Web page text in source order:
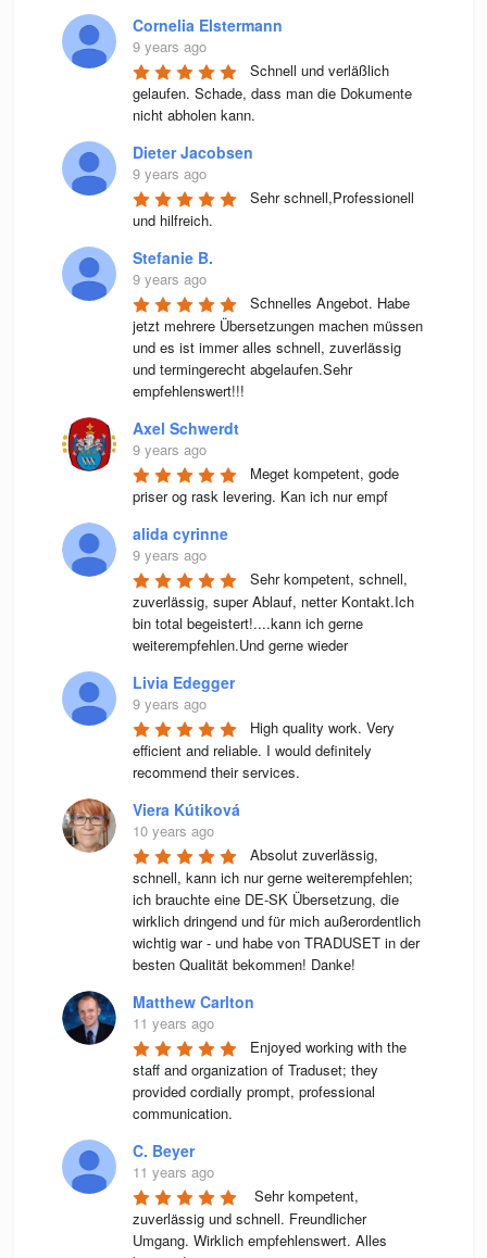
Cornelia Elstermann
9 years ago
Schnell und verläßlich
gelaufen. Schade, dass man die Dokumente
nicht abholen kann.
Dieter Jacobsen
9 years ago
Sehr schnell,Professionell
und hilfreich.
Stefanie B.
9 years ago
Schnelles Angebot. Habe
jetzt mehrere Übersetzungen machen müssen
und es ist immer alles schnell, zuverlässig
und termingerecht abgelaufen.Sehr
empfehlenswert!!!
Axel Schwerdt
9 years ago
Meget kompetent, gode
priser og rask levering. Kan ich nur empf
alida cyrinne
9 years ago
Sehr kompetent, schnell,
zuverlässig, super Ablauf, netter Kontakt.Ich
bin total begeistert!....kann ich gerne
weiterempfehlen.Und gerne wieder
Livia Edegger
9 years ago
High quality work. Very
efficient and reliable. I would definitely
recommend their services.
Viera Kútiková
10 years ago
Absolut zuverlässig,
schnell, kann ich nur gerne weiterempfehlen;
ich brauchte eine DE-SK Übersetzung, die
wirklich dringend und für mich außerordentlich
wichtig war - und habe von TRADUSET in der
besten Qualität bekommen! Danke!
Matthew Carlton
11 years ago
Enjoyed working with the
staff and organization of Traduset; they
provided cordially prompt, professional
communication.
C. Beyer
11 years ago
Sehr kompetent,
zuverlässig und schnell. Freundlicher
Umgang. Wirklich empfehlenswert. Alles